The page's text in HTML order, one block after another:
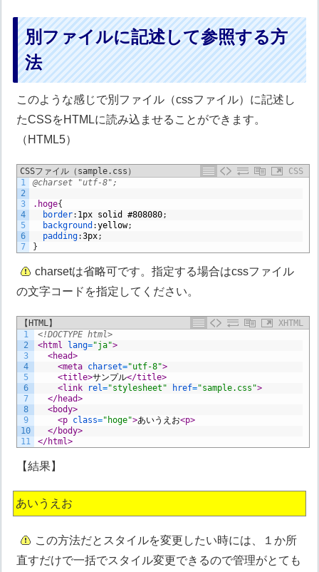
別ファイルに記述して参照する方
法
このような感じで別ファイル（cssファイル）に記述し
たCSSをHTMLに読み込ませることができます。
（HTML5）
CSSファイル（sample.css）
CSS
1
2
3
4
5
6
7
@charset "utf-8";
.hoge{
border: 1px solid #808080;
background :yellow;
padding:3px;
}
charsetは省略可です。指定する場合はcssファイル
の文字コードを指定してください。
【HTML】
XHTML
1
2
3
4
5
6
7
8
9
10
11
<!DOCTYPE html>
<html lang="ja">
<head>
<meta charset="utf-8">
<title>サンプル</title>
<link
rel="stylesheet" href="sample.css">
</head>
<body>
<p class="hoge">あいうえお<p>
</body>
</html>
【結果】
あいうえお
この方法だとスタイルを変更したい時には、１か所
直すだけで一括でスタイル変更できるので管理がとても